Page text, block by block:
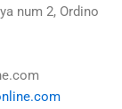
num 2, Ordino